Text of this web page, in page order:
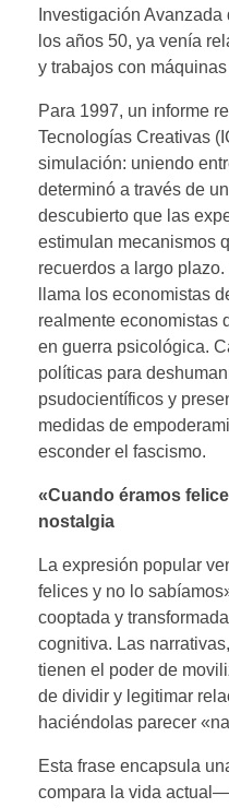
Investigación
los años 50, ya venía
y trabajos con
Para 1997, un informe
Tecnologías Creativas
simulación: uniendo
determinó a través de
descubierto que las
estimulan mecanismos
recuerdos a largo
llama los economistas
realmente economistas
en guerra psicológica.
políticas para
psudocientíficos y
medidas de
esconder el fascismo.
«Cuando éramos
nostalgia
La expresión popular
felices y no lo
cooptada y
cognitiva. Las
tienen el poder de
de dividir y legitimar
haciéndolas parecer
Esta frase encapsula
compara la vida